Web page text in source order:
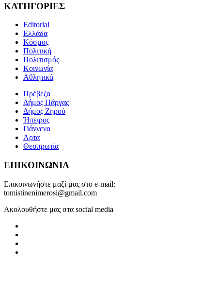
ΚΑΤΗΓΟΡΙΕΣ
Editorial
Ελλάδα
Κόσμος
Πολιτική
Πολιτισμός
Κοινωνία
Αθλητικά
Πρέβεζα
Δήμος Πάργας
Δήμος Ζηρού
Ήπειρος
Γιάννενα
Άρτα
Θεσπρωτία
ΕΠΙΚΟΙΝΩΝΙΑ
Επικοινωνήστε μαζί μας στο e-mail:
tomistinenimerosi@gmail.com
Ακολουθήστε μας στα social media